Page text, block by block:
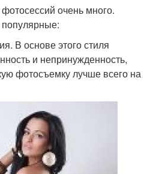
очень много.
В основе этого стиля
и непринужденность,
фотосъемку лучше всего на